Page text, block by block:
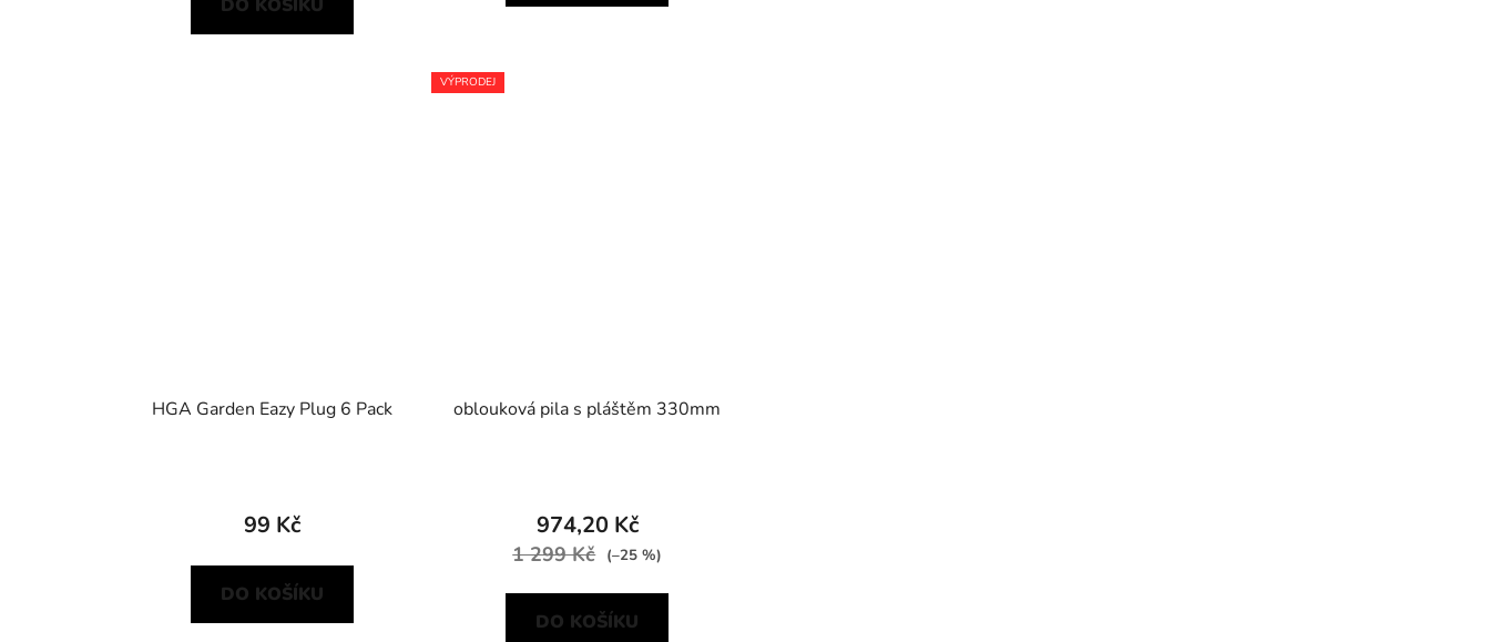
DO KOŠÍKU
HGA Garden Eazy Plug 6 Pack
99 Kč
DO KOŠÍKU
VÝPRODEJ
oblouková pila s pláštěm 330mm
974,20 Kč
1 299 Kč (–25 %)
DO KOŠÍKU